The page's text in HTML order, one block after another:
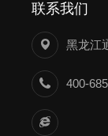
联系我们
黑龙江
400-